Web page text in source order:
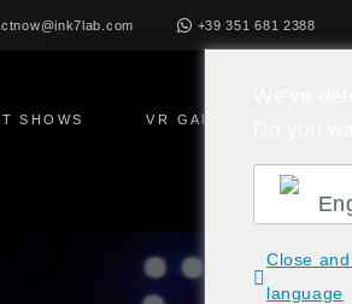
+39 351 681 2388
SHOWS VR GAMING
NEWS +
Close
language